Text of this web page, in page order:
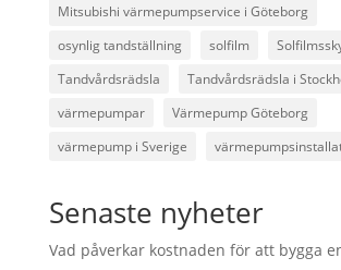
Mitsubishi värmepumpservice i Göteborg
osynlig tandställning
solfilm
Tandvårdsrädsla
Tandvårdsrädsla i
värmepumpar
Värmepump Göteborg
värmepump i Sverige
Senaste nyheter
Vad påverkar kostnaden för att bygga